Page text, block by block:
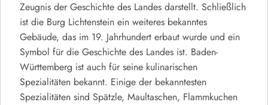
Zeugnis der Geschichte des Landes darstellt. Schließlich
ist die Burg Lichtenstein ein weiteres bekanntes
Gebäude, das im 19. Jahrhundert erbaut wurde und ein
Symbol für die Geschichte des Landes ist. Baden-
Württemberg ist auch für seine kulinarischen
Spezialitäten bekannt. Einige der bekanntesten
Spezialitäten sind Spätzle, Maultaschen, Flammkuchen